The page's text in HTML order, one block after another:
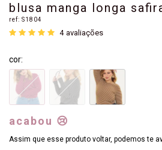
blusa manga longa
ref: S1804
4 avaliações
cor:
acabou 😢
Assim que esse produto voltar, podemos te